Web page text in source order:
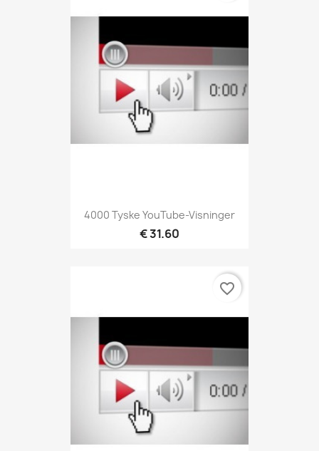
4000 Tyske YouTube-Visninger
€ 31.60
favorite_border